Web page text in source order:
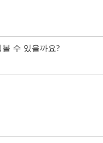
수 있을까요?